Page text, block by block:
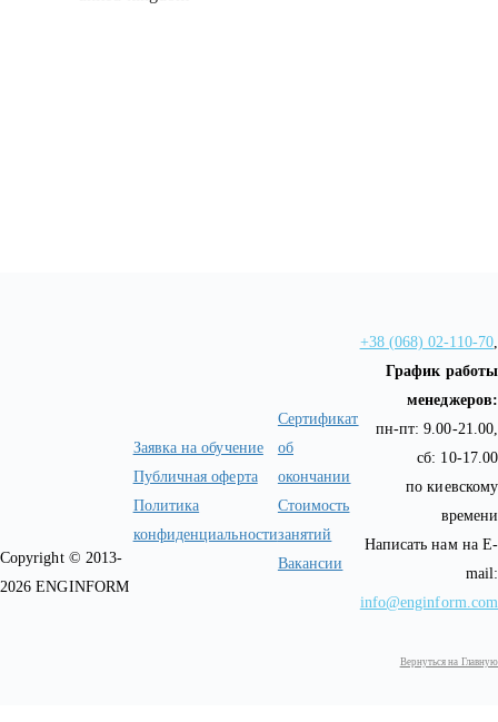
Copyright © 2013-
2026 ENGINFORM
Заявка на обучение
Публичная оферта
Политика
конфиденциальности
Сертификат
об
окончании
Стоимость
занятий
Вакансии
+38 (068) 02-110-70,
График работы
менеджеров:
пн-пт: 9.00-21.00,
сб: 10-17.00
по киевскому
времени
Написать нам на E-
mail:
info@enginform.com
Вернуться на Главную